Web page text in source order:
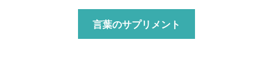
言葉のサプリメント